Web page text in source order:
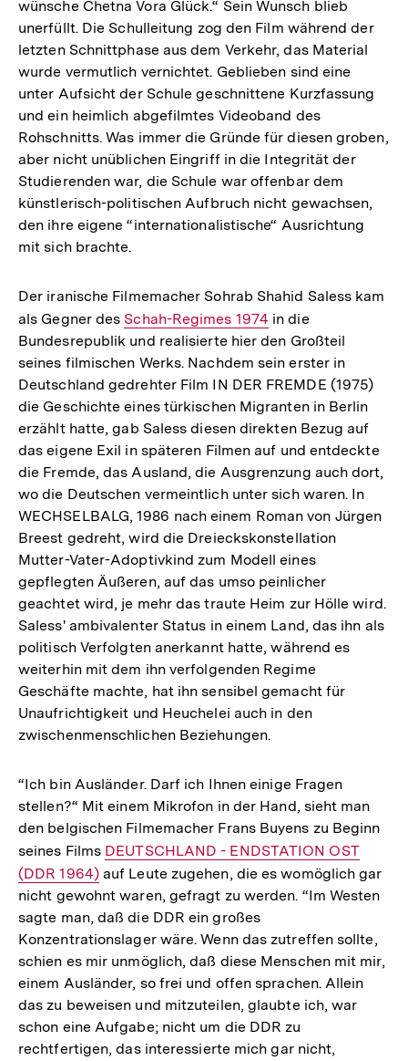
Fußnote
wünsche Chetna Vora Glück.“ Sein Wunsch blieb
unerfüllt. Die Schulleitung zog den Film während der
letzten Schnittphase aus dem Verkehr, das Material
wurde vermutlich vernichtet. Geblieben sind eine
unter Aufsicht der Schule geschnittene Kurzfassung
und ein heimlich abgefilmtes Videoband des
Rohschnitts. Was immer die Gründe für diesen groben,
aber nicht unüblichen Eingriff in die Integrität der
Studierenden war, die Schule war offenbar dem
künstlerisch-politischen Aufbruch nicht gewachsen,
den ihre eigene “internationalistische“ Ausrichtung
mit sich brachte.
Der iranische Filmemacher Sohrab Shahid Saless kam
als Gegner des Interner
Link:
Schah-Regimes 1974 in die
Bundesrepublik und realisierte hier den Großteil
seines filmischen Werks. Nachdem sein erster in
Deutschland gedrehter Film IN DER FREMDE (1975)
die Geschichte eines türkischen Migranten in Berlin
erzählt hatte, gab Saless diesen direkten Bezug auf
das eigene Exil in späteren Filmen auf und entdeckte
die Fremde, das Ausland, die Ausgrenzung auch dort,
wo die Deutschen vermeintlich unter sich waren. In
WECHSELBALG, 1986 nach einem Roman von Jürgen
Breest gedreht, wird die Dreieckskonstellation
Mutter-Vater-Adoptivkind zum Modell eines
gepflegten Äußeren, auf das umso peinlicher
geachtet wird, je mehr das traute Heim zur Hölle wird.
Saless' ambivalenter Status in einem Land, das ihn als
politisch Verfolgten anerkannt hatte, während es
weiterhin mit dem ihn verfolgenden Regime
Geschäfte machte, hat ihn sensibel gemacht für
Unaufrichtigkeit und Heuchelei auch in den
zwischenmenschlichen Beziehungen.
“Ich bin Ausländer. Darf ich Ihnen einige Fragen
stellen?“ Mit einem Mikrofon in der Hand, sieht man
den belgischen Filmemacher Frans Buyens zu Beginn
seines Films Interner
Link:
DEUTSCHLAND - ENDSTATION OST
(DDR 1964)auf Leute zugehen, die es womöglich gar
nicht gewohnt waren, gefragt zu werden. “Im Westen
sagte man, daß die DDR ein großes
Konzentrationslager wäre. Wenn das zutreffen sollte,
schien es mir unmöglich, daß diese Menschen mit mir,
einem Ausländer, so frei und offen sprachen. Allein
das zu beweisen und mitzuteilen, glaubte ich, war
schon eine Aufgabe; nicht um die DDR zu
rechtfertigen, das interessierte mich gar nicht,